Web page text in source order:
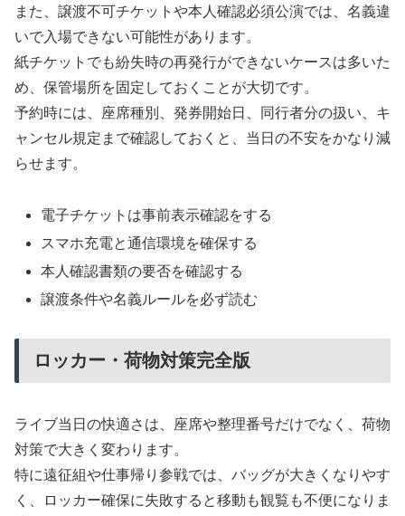
また、譲渡不可チケットや本人確認必須公演では、名義違
いで入場できない可能性があります。
紙チケットでも紛失時の再発行ができないケースは多いた
め、保管場所を固定しておくことが大切です。
予約時には、座席種別、発券開始日、同行者分の扱い、キ
ャンセル規定まで確認しておくと、当日の不安をかなり減
らせます。
電子チケットは事前表示確認をする
スマホ充電と通信環境を確保する
本人確認書類の要否を確認する
譲渡条件や名義ルールを必ず読む
ロッカー・荷物対策完全版
ライブ当日の快適さは、座席や整理番号だけでなく、荷物
対策で大きく変わります。
特に遠征組や仕事帰り参戦では、バッグが大きくなりやす
く、ロッカー確保に失敗すると移動も観覧も不便になりま